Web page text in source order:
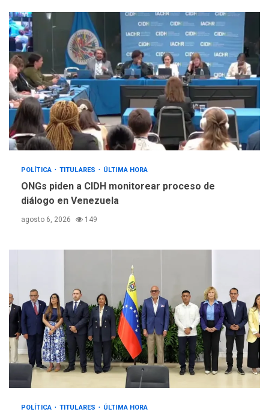
POLÍTICA TITULARES ÚLTIMA HORA
ONGs piden a CIDH monitorear proceso de
diálogo en Venezuela
agosto 6, 2026 149
POLÍTICA TITULARES ÚLTIMA HORA